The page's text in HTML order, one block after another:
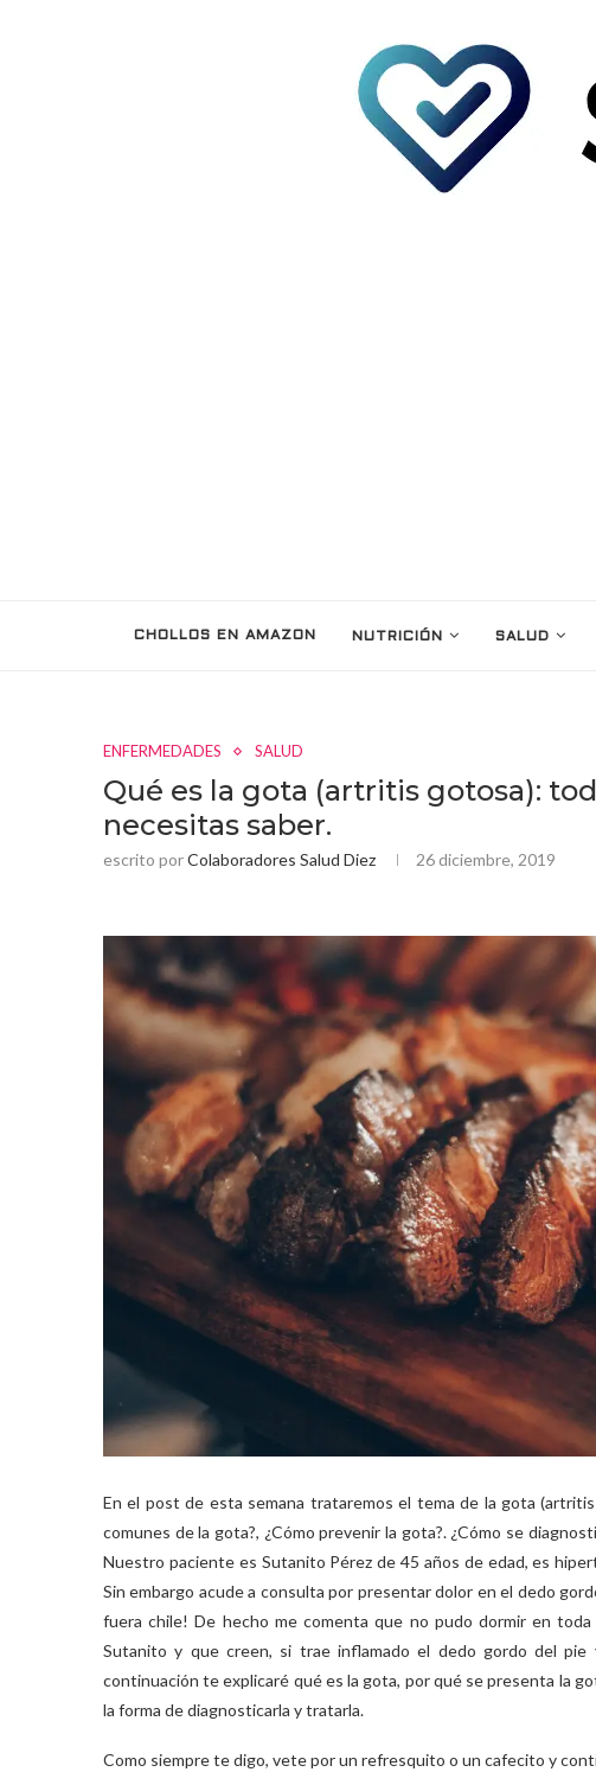
CHOLLOS EN AMAZON NUTRICIÓN SALUD
ENFERMEDADES SALUD
Qué es la gota (artritis gotosa):
necesitas saber.
escrito porColaboradores Salud Diez 26 diciembre, 2019
En el post de esta semana trataremos el tema de la gota
comunes de la gota?, ¿Cómo prevenir la gota?. ¿Cómo se
Nuestro paciente es Sutanito Pérez de 45 años de edad, es
Sin embargo acude a consulta por presentar dolor en el dedo
fuera chile! De hecho me comenta que no pudo dormir en
Sutanito y que creen, si trae inflamado el dedo gordo del
continuación te explicaré qué es la gota, por qué se presenta la
la forma de diagnosticarla y tratarla.
Como siempre te digo, vete por un refresquito o un cafecito y